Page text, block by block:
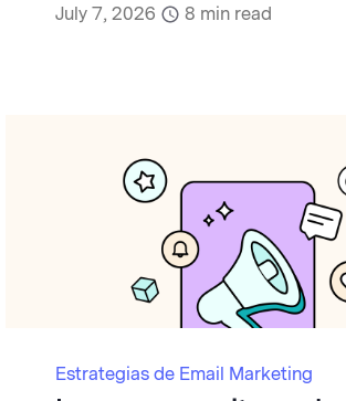
July 7, 2026
8 min read
Estrategias de Email Marketing